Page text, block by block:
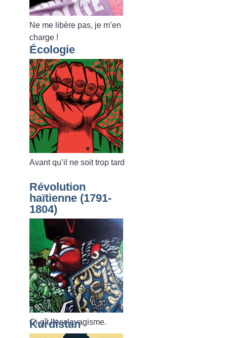
Ne me libère pas, je m’en
charge !
Écologie
Avant qu’il ne soit trop tard
Révolution
haïtienne (1791-
1804)
Ci-gît l’esclavagisme.
Kurdistan